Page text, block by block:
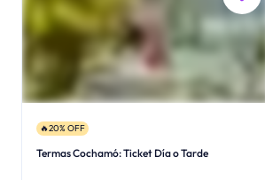
🔥20% OFF
Termas Cochamó: Ticket Día o Tarde